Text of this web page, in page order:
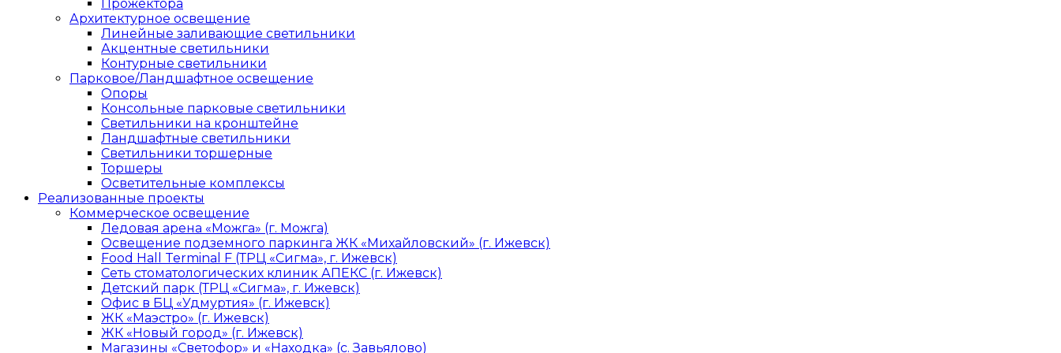
Прожектора
Архитектурное освещение
Линейные заливающие светильники
Акцентные светильники
Контурные светильники
Парковое/Ландшафтное освещение
Опоры
Консольные парковые светильники
Светильники на кронштейне
Ландшафтные светильники
Светильники торшерные
Торшеры
Осветительные комплексы
Реализованные проекты
Коммерческое освещение
Ледовая арена «Можга» (г. Можга)
Освещение подземного паркинга ЖК «Михайловский» (г. Ижевск)
Food Hall Terminal F (ТРЦ «Сигма», г. Ижевск)
Сеть стоматологических клиник АПЕКС (г. Ижевск)
Детский парк (ТРЦ «Сигма», г. Ижевск)
Офис в БЦ «Удмуртия» (г. Ижевск)
ЖК «Маэстро» (г. Ижевск)
ЖК «Новый город» (г. Ижевск)
Магазины «Светофор» и «Находка» (с. Завьялово)